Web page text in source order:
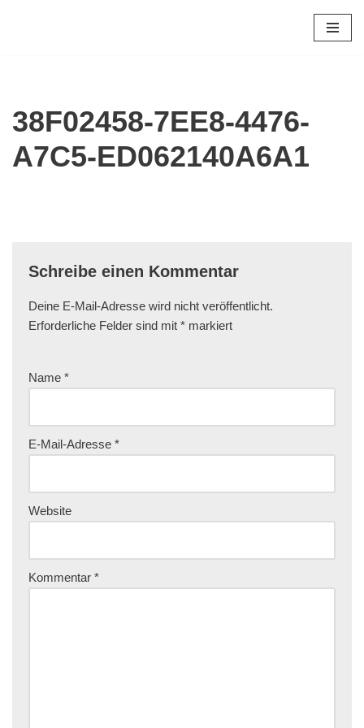
38F02458-7EE8-4476-
A7C5-ED062140A6A1
Schreibe einen Kommentar
Deine E-Mail-Adresse wird nicht veröffentlicht.
Erforderliche Felder sind mit * markiert
Name *
E-Mail-Adresse *
Website
Kommentar *